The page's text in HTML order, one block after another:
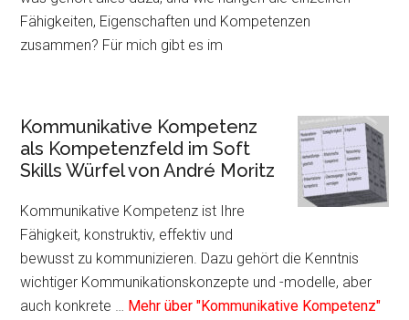
Fähigkeiten, Eigenschaften und Kompetenzen
zusammen? Für mich gibt es im
Kommunikative Kompetenz
als Kompetenzfeld im Soft
Skills Würfel von André Moritz
Kommunikative Kompetenz ist Ihre
Fähigkeit, konstruktiv, effektiv und
bewusst zu kommunizieren. Dazu gehört die Kenntnis
wichtiger Kommunikationskonzepte und -modelle, aber
auch konkrete … Mehr über "Kommunikative Kompetenz"